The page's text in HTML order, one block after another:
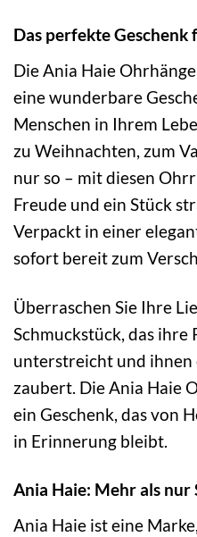
Das perfekte
Die Ania Haie
eine wunderbare
Menschen in Ihrem
zu Weihnachten, zum
nur so – mit diesen
Freude und ein Stück
Verpackt in einer
sofort bereit zum
Überraschen Sie Ihre
Schmuckstück, das ihre
unterstreicht und ihnen
zaubert. Die Ania Haie
ein Geschenk, das von
in Erinnerung bleibt.
Ania Haie: Mehr als nur
Ania Haie ist eine